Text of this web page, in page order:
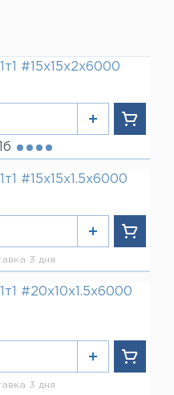
#15х15х2х6000
#15х15х1.5х6000
3 дня
#20х10х1.5х6000
3 дня